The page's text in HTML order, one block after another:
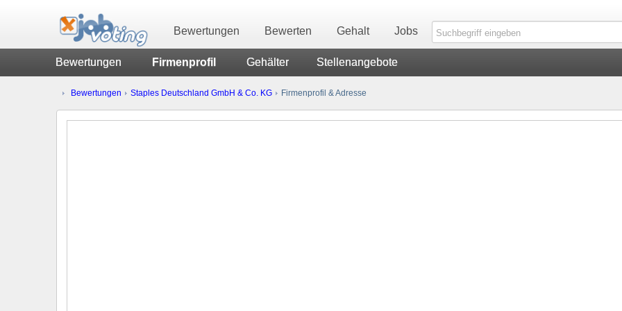
Bewertungen Bewerten Gehalt Jobs
Bewertungen Firmenprofil Gehälter Stellenangebote
Bewertungen Staples Deutschland GmbH & Co. KG Firmenprofil & Adresse